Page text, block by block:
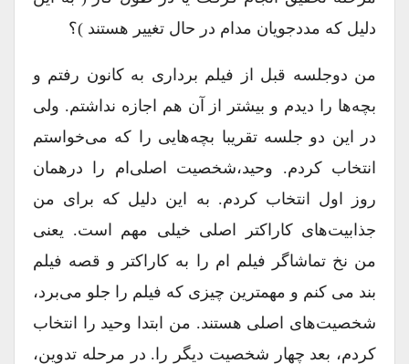
دلیل که مددجویان مدام در حال تغییر هستند )؟
من دوجلسه قبل از فیلم برداری به کانون رفتم و
بچه‌ها را دیدم و بیشتر از آن هم اجازه نداشتم. ولی
در این دو جلسه تقریبا بچه‌هایی را که می‌خواستم
انتخاب کردم. وحید،شخصیت اصلی‌ام را درهمان
روز اول انتخاب کردم. به این دلیل که برای من
جذابیت‌های کاراکتر اصلی خیلی مهم است. یعنی
من نخ تماشاگر فیلم ام را به کاراکتر و قصه فیلم
بند می کنم و مهمترین چیزی که فیلم را جلو می‌برد،
شخصیت‌های اصلی هستند. من ابتدا وحید را انتخاب
کردم، بعد چهار شخصیت دیگر را. در مرحله تدوین،